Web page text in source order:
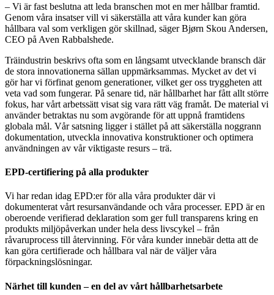
– Vi är fast beslutna att leda branschen mot en mer hållbar framtid.
Genom våra insatser vill vi säkerställa att våra kunder kan göra
hållbara val som verkligen gör skillnad, säger Bjørn Skou Andersen,
CEO på Aven Rabbalshede.
Träindustrin beskrivs ofta som en långsamt utvecklande bransch där
de stora innovationerna sällan uppmärksammas. Mycket av det vi
gör har vi förfinat genom generationer, vilket ger oss tryggheten att
veta vad som fungerar. På senare tid, när hållbarhet har fått allt större
fokus, har vårt arbetssätt visat sig vara rätt väg framåt. De material vi
använder betraktas nu som avgörande för att uppnå framtidens
globala mål. Vår satsning ligger i stället på att säkerställa noggrann
dokumentation, utveckla innovativa konstruktioner och optimera
användningen av vår viktigaste resurs – trä.
EPD-certifiering på alla produkter
Vi har redan idag EPD:er för alla våra produkter där vi
dokumenterat vårt resursanvändande och våra processer. EPD är en
oberoende verifierad deklaration som ger full transparens kring en
produkts miljöpåverkan under hela dess livscykel – från
råvaruprocess till återvinning. För våra kunder innebär detta att de
kan göra certifierade och hållbara val när de väljer våra
förpackningslösningar.
Närhet till kunden – en del av vårt hållbarhetsarbete